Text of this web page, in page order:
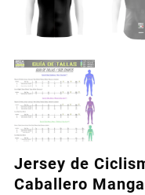
Jersey de
Caballero